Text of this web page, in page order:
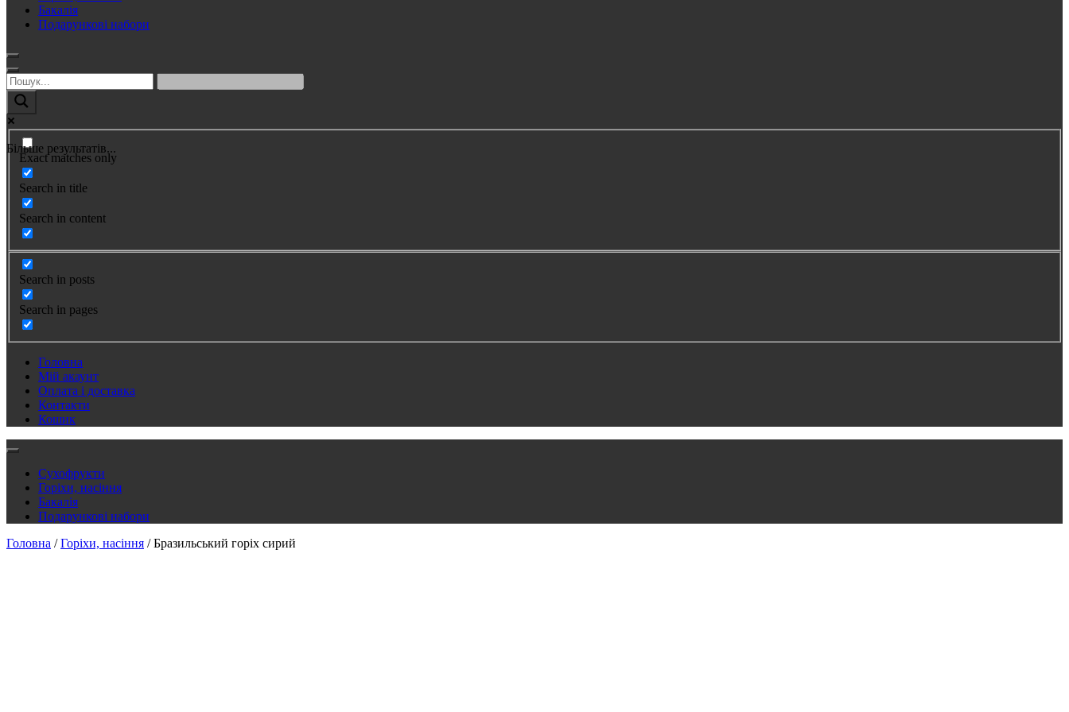
Бакалія
Подарункові набори
Більше результатів...
Exact matches only
Search in title
Search in content
Search in posts
Search in pages
Головна
Мій акаунт
Оплата і доставка
Контакти
Кошик
Сухофрукти
Горіхи, насіння
Бакалія
Подарункові набори
Головна /Горіхи, насіння / Бразильський горіх сирий